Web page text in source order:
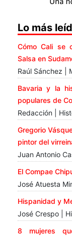
Lo más
Cómo Cali se
Salsa en
Raúl Sánchez |
Bavaria y la
populares de
Redacción |
Gregorio
pintor del
Juan Antonio
El Compae
José Atuesta
Hispanidad y
José Crespo |
8 mujeres